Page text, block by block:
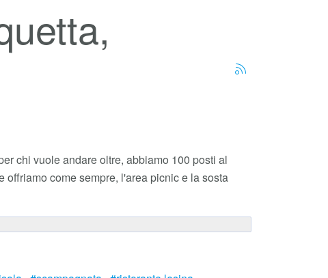
chi vuole andare oltre, abbiamo 100 posti al
come sempre, l'area picnic e la sosta